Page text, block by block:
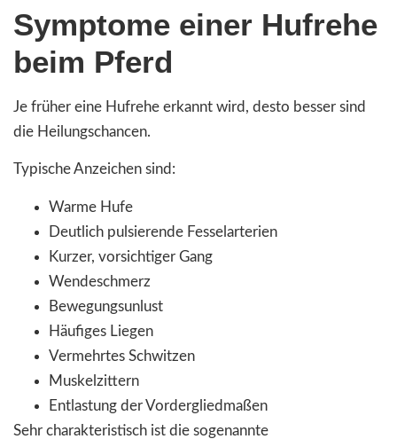
Symptome einer Hufrehe
beim Pferd
Je früher eine Hufrehe erkannt wird, desto besser sind
die Heilungschancen.
Typische Anzeichen sind:
Warme Hufe
Deutlich pulsierende Fesselarterien
Kurzer, vorsichtiger Gang
Wendeschmerz
Bewegungsunlust
Häufiges Liegen
Vermehrtes Schwitzen
Muskelzittern
Entlastung der Vordergliedmaßen
Sehr charakteristisch ist die sogenannte